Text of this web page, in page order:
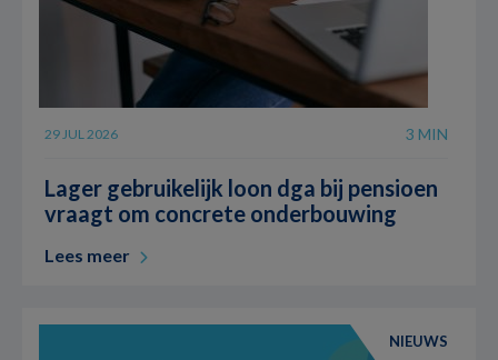
29 JUL 2026 3 MIN
Lager gebruikelijk loon dga bij pensioen
vraagt om concrete onderbouwing
Lees meer
NIEUWS